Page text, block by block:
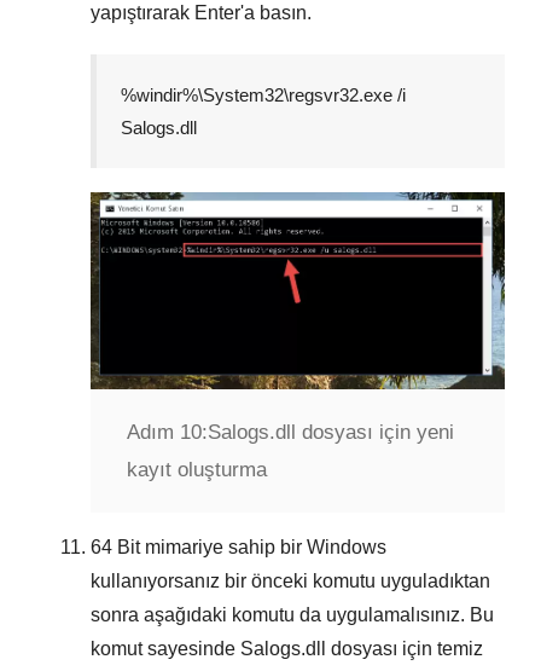
yapıştırarak Enter'a basın.
%windir%\System32\regsvr32.exe /i
Salogs.dll
Adım 10:Salogs.dll dosyası için yeni
kayıt oluşturma
64 Bitmimariye sahip bir Windows
kullanıyorsanız bir önceki komutu uyguladıktan
sonra aşağıdaki komutu da uygulamalısınız. Bu
komut sayesinde Salogs.dll
dosyası için temiz